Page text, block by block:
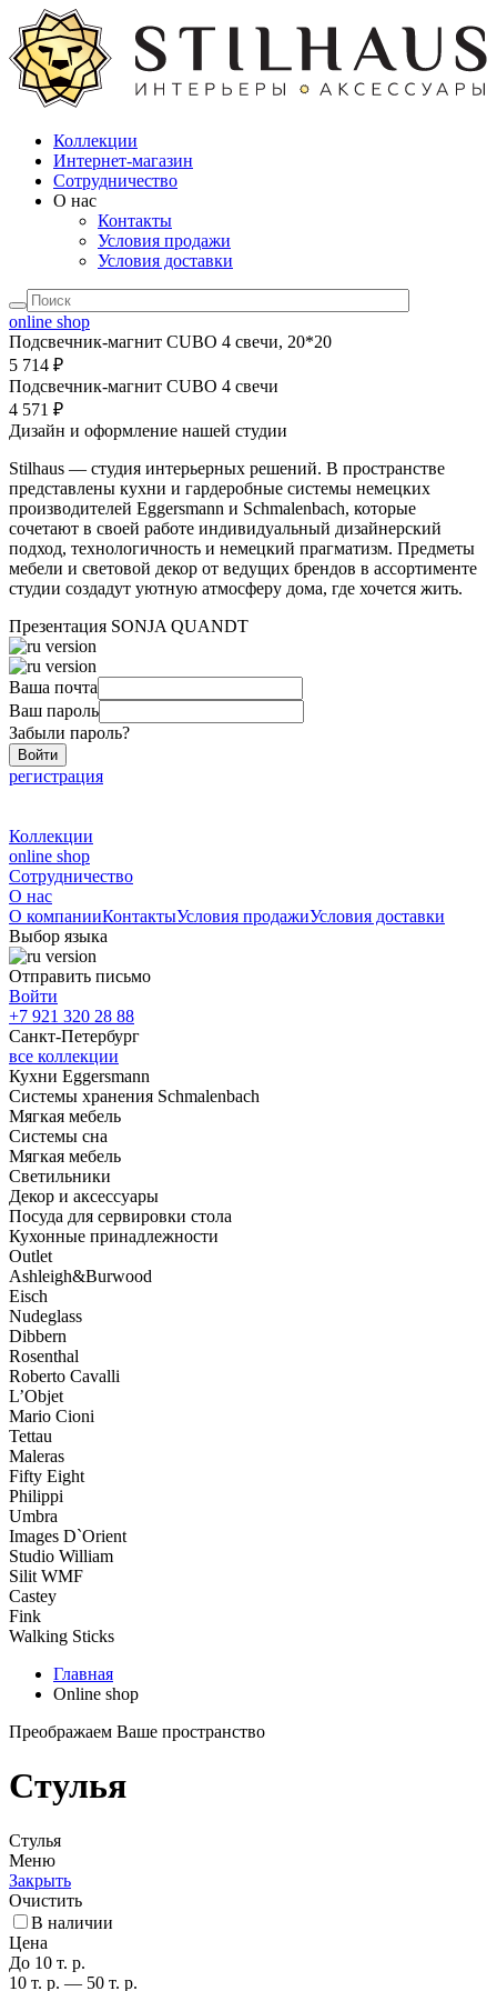
Коллекции
Интернет-магазин
Сотрудничество
О нас
Контакты
Условия продажи
Условия доставки
online shop
Подсвечник-магнит CUBO 4 свечи, 20*20
5 714 ₽
Подсвечник-магнит CUBO 4 свечи
4 571 ₽
Дизайн и оформление нашей студии
Stilhaus — студия интерьерных решений. В пространстве
представлены кухни и гардеробные системы немецких
производителей Eggersmann и Schmalenbach, которые
сочетают в своей работе индивидуальный дизайнерский
подход, технологичность и немецкий прагматизм. Предметы
мебели и световой декор от ведущих брендов в ассортименте
студии создадут уютную атмосферу дома, где хочется жить.
Презентация SONJA QUANDT
Ваша почта
Ваш пароль
Забыли пароль?
Войти
регистрация
Коллекции
online shop
Сотрудничество
О нас
О компанииКонтактыУсловия продажиУсловия доставки
Выбор языка
Отправить письмо
Войти
+7 921 320 28 88
Санкт-Петербург
все коллекции
Кухни Eggersmann
Системы хранения Schmalenbach
Мягкая мебель
Системы сна
Мягкая мебель
Светильники
Декор и аксессуары
Посуда для сервировки стола
Кухонные принадлежности
Outlet
Ashleigh&Burwood
Eisch
Nudeglass
Dibbern
Rosenthal
Roberto Cavalli
L’Objet
Mario Cioni
Tettau
Maleras
Fifty Eight
Philippi
Umbra
Images D`Orient
Studio William
Silit WMF
Castey
Fink
Walking Sticks
Главная
Online shop
Преображаем Ваше пространство
Стулья
Стулья
Меню
Закрыть
Очистить
В наличии
Цена
До 10 т. р.
10 т. р. — 50 т. р.